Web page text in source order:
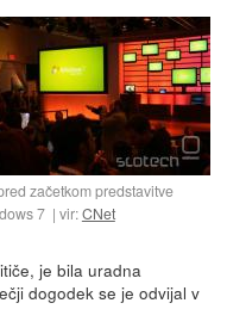
začetkom predstavitve
7
vir:CNet
je bila uradna
dogodek se je odvijal v